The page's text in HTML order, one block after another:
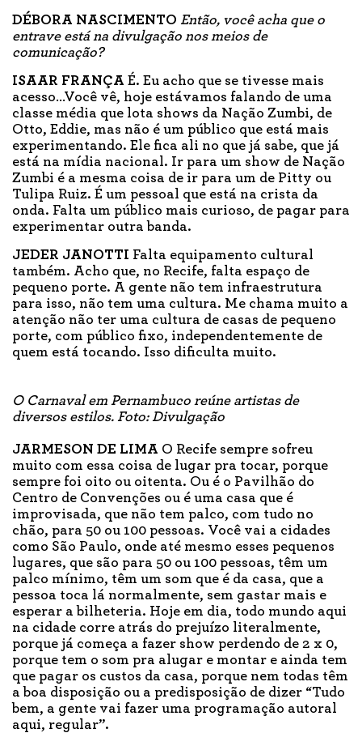
DÉBORA NASCIMENTO Então, você acha que o
entrave está na divulgação nos meios de
comunicação?
ISAAR FRANÇA É. Eu acho que se tivesse mais
acesso…Você vê, hoje estávamos falando de uma
classe média que lota shows da Nação Zumbi, de
Otto, Eddie, mas não é um público que está mais
experimentando. Ele fica ali no que já sabe, que já
está na mídia nacional. Ir para um show de Nação
Zumbi é a mesma coisa de ir para um de Pitty ou
Tulipa Ruiz. É um pessoal que está na crista da
onda. Falta um público mais curioso, de pagar para
experimentar outra banda.
JEDER JANOTTI Falta equipamento cultural
também. Acho que, no Recife, falta espaço de
pequeno porte. A gente não tem infraestrutura
para isso, não tem uma cultura. Me chama muito a
atenção não ter uma cultura de casas de pequeno
porte, com público fixo, independentemente de
quem está tocando. Isso dificulta muito.
O Carnaval em Pernambuco reúne artistas de
diversos estilos. Foto: Divulgação
JARMESON DE LIMA O Recife sempre sofreu
muito com essa coisa de lugar pra tocar, porque
sempre foi oito ou oitenta. Ou é o Pavilhão do
Centro de Convenções ou é uma casa que é
improvisada, que não tem palco, com tudo no
chão, para 50 ou 100 pessoas. Você vai a cidades
como São Paulo, onde até mesmo esses pequenos
lugares, que são para 50 ou 100 pessoas, têm um
palco mínimo, têm um som que é da casa, que a
pessoa toca lá normalmente, sem gastar mais e
esperar a bilheteria. Hoje em dia, todo mundo aqui
na cidade corre atrás do prejuízo literalmente,
porque já começa a fazer show perdendo de 2 x 0,
porque tem o som pra alugar e montar e ainda tem
que pagar os custos da casa, porque nem todas têm
a boa disposição ou a predisposição de dizer “Tudo
bem, a gente vai fazer uma programação autoral
aqui, regular”.